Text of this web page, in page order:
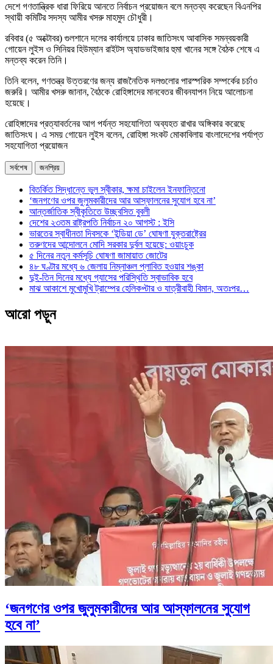
দেশে গণতান্ত্রিক ধারা ফিরিয়ে আনতে নির্বাচন প্রয়োজন বলে মন্তব্য করেছেন বিএনপির
স্থায়ী কমিটির সদস্য আমীর খসরু মাহমুদ চৌধুরী।
রবিবার (৫ অক্টোবর) গুলশানে দলের কার্যালয়ে ঢাকার জাতিসংঘ আবাসিক সমন্বয়কারী
গোয়েন লুইস ও সিনিয়র হিউম্যান রাইটস অ্যাডভাইজার হুমা খানের সঙ্গে বৈঠক শেষে এ
মন্তব্য করেন তিনি।
তিনি বলেন, গণতন্ত্র উত্তরণের জন্য রাজনৈতিক দলগুলোর পারস্পরিক সম্পর্কের চর্চাও
জরুরি। আমীর খসরু জানান, বৈঠকে রোহিঙ্গাদের মানবেতর জীবনযাপন নিয়ে আলোচনা
হয়েছে।
রোহিঙ্গাদের প্রত্যাবর্তনের আগ পর্যন্ত সহযোগিতা অব্যহত রাখার অঙ্গিকার করেছে
জাতিসংঘ। এ সময় গোয়েন লুইস বলেন, রোহিঙ্গা সংকট মোকাবিলায় বাংলাদেশের পর্যাপ্ত
সহযোগিতা প্রয়োজন
সর্বশেষ জনপ্রিয়
বিতর্কিত সিদ্ধান্তে ভুল স্বীকার, ক্ষমা চাইলেন ইনফান্তিনো
‘জনগণের ওপর জুলুমকারীদের আর আস্ফালনের সুযোগ হবে না’
আন্তর্জাতিক স্বীকৃতিতে উচ্ছ্বসিত বুবলী
দেশের ২৩তম রাষ্ট্রপতি নির্বাচন ২০ আগস্ট : ইসি
ভারতের স্বাধীনতা দিবসকে ‘ইন্ডিয়া ডে’ ঘোষণা যুক্তরাষ্ট্রের
তরুণদের আন্দোলনে মোদি সরকার দুর্বল হয়েছে: ওয়াংচুক
৫ দিনের নতুন কর্মসূচি ঘোষণা জামায়াত জোটের
৪৮ ঘণ্টার মধ্যে ৬ জেলায় নিম্নাঞ্চল প্লাবিত হওয়ার শঙ্কা
দুই-তিন দিনের মধ্যে গ্যাসের পরিস্থিতি স্বাভাবিক হবে
মাঝ আকাশে মুখোমুখি ট্রাম্পের হেলিকপ্টার ও যাত্রীবাহী বিমান, অতঃপর…
আরো পড়ুন
‘জনগণের ওপর জুলুমকারীদের আর আস্ফালনের সুযোগ
হবে না’